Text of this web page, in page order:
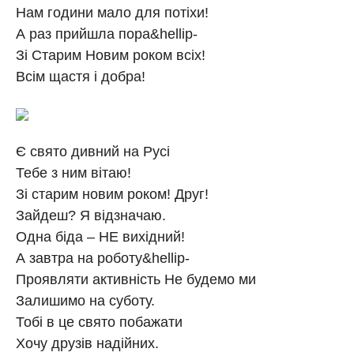
Нам години мало для потіхи!
А раз прийшла пора&hellip-
Зі Старим Новим роком всіх!
Всім щастя і добра!
Є свято дивний на Русі
Тебе з ним вітаю!
Зі старим новим роком! Друг!
Зайдеш? Я відзначаю.
Одна біда – НЕ вихідний!
А завтра на роботу&hellip-
Проявляти активність Не будемо ми
Залишимо на суботу.
Тобі в це свято побажати
Хочу друзів надійних.